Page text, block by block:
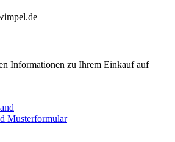
Informationen zu Ihrem Einkauf auf
Musterformular